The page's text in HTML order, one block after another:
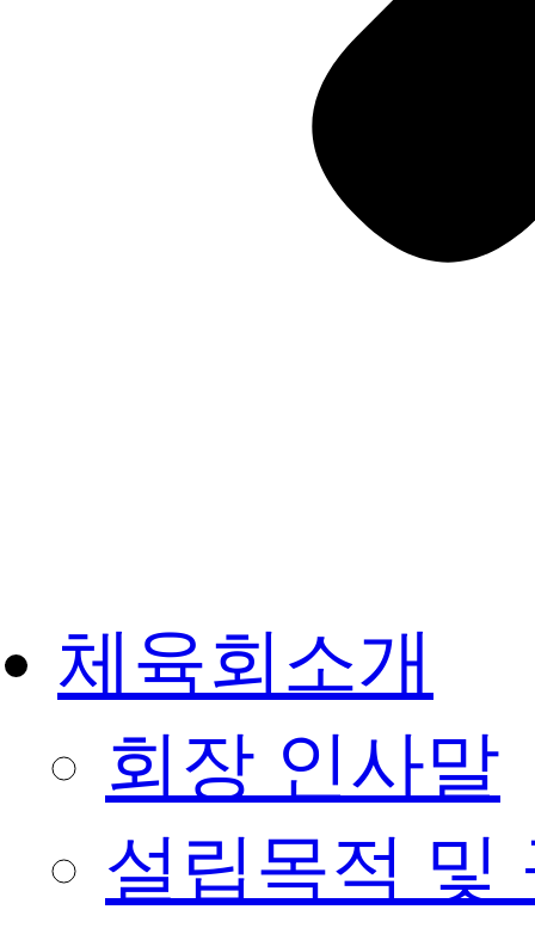
체육회소개
회장 인사말
설립목적 및